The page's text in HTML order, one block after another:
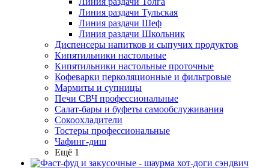
Линия раздачи Тульская
Линия раздачи Шеф
Линия раздачи Школьник
Диспенсеры напитков и сыпучих продуктов
Кипятильники настольные
Кипятильники настольные проточные
Кофеварки перколяционные и фильтровые
Мармиты и супницы
Печи СВЧ профессиональные
Салат-бары и буфеты самообслуживания
Сокоохладители
Тостеры профессиональные
Чафинг-диш
Ещё 1